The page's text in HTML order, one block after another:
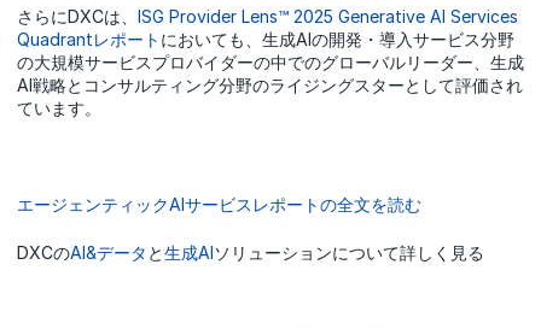
さらにDXCは、 ISG Provider Lens™ 2025 Generative AI Services
Quadrantレポート においても、生成AIの開発・導入サービス分野
の大規模サービスプロバイダーの中でのグローバルリーダー、生成
AI戦略とコンサルティング分野のライジングスターとして評価され
ています。
エージェンティックAIサービスレポートの全文を読む
DXCのAI&データ と生成AIソリューションについて詳しく見る